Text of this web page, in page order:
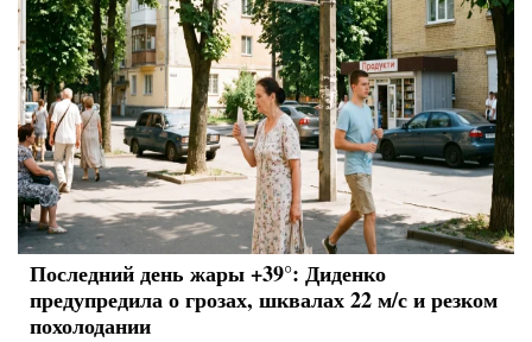
Последний день жары +39°: Диденко
предупредила о грозах, шквалах 22 м/с и резком
похолодании